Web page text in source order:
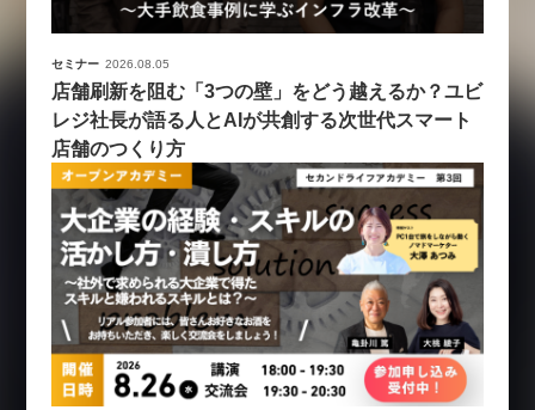
セミナー 2026.08.05
店舗刷新を阻む「3つの壁」をどう越えるか？ユビ
レジ社長が語る人とAIが共創する次世代スマート
店舗のつくり方